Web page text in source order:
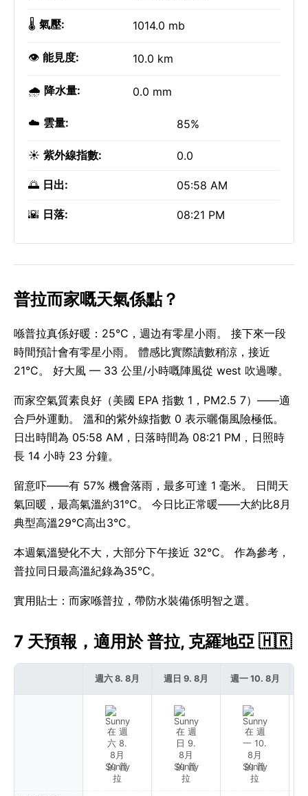
🌡️ 氣壓: 1014.0 mb
👁️ 能見度: 10.0 km
🌧️ 降水量: 0.0 mm
☁️ 雲量: 85%
☀️ 紫外線指數: 0.0
🌅 日出: 05:58 AM
🌇 日落: 08:21 PM
普拉而家嘅天氣係點？
喺普拉真係好暖：25°C，週边有零星小雨。 接下來一段
時間預計會有零星小雨。 體感比實際讀數稍涼，接近
21°C。 好大風 — 33 公里/小時嘅陣風從 west 吹過嚟。
而家空氣質素良好（美國 EPA 指數 1，PM2.5 7）——適
合戶外運動。 溫和的紫外線指數 0 表示曬傷風險極低。
日出時間為 05:58 AM，日落時間為 08:21 PM，日照時
長 14 小時 23 分鐘。
留意吓——有 57% 機會落雨，最多可達 1 毫米。 日間天
氣回暖，最高氣溫約31°C。 今日比正常暖——大約比8月
典型高溫29°C高出3°C。
本週氣溫變化不大，大部分下午接近 32°C。 作為參考，
普拉同日最高溫紀錄為35°C。
實用貼士：而家喺普拉，帶防水裝備係明智之選。
7 天預報，適用於 普拉, 克羅地亞 🇭🇷
週六 8. 8月
Sunny
週日 9. 8月
Sunny
週一 10. 8月
Sunny